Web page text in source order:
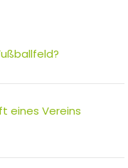
eines Vereins